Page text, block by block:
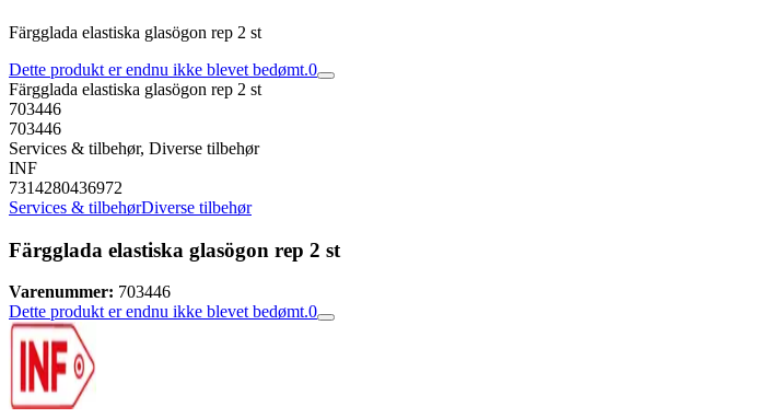
Färgglada elastiska glasögon rep 2 st
Dette produkt er endnu ikke blevet bedømt.0
Färgglada elastiska glasögon rep 2 st
703446
703446
Services & tilbehør, Diverse tilbehør
INF
7314280436972
Services & tilbehørDiverse tilbehør
Färgglada elastiska glasögon rep 2 st
Varenummer: 703446
Dette produkt er endnu ikke blevet bedømt.0